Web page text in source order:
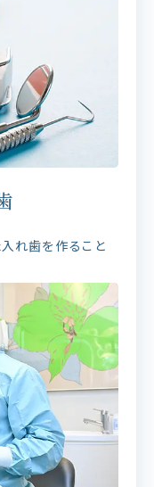
れ歯を作ること